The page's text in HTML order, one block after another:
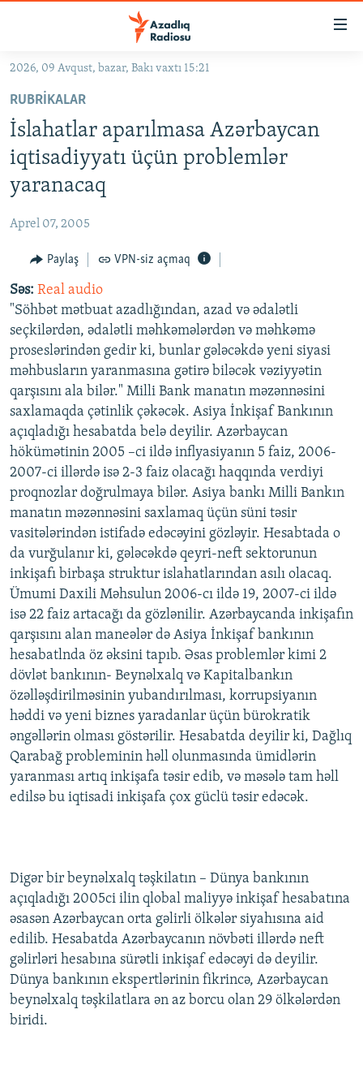
Əsas
qayıt
Əsas
naviqasiyaya
qayıt
Axtarışa
#İZAHLA
KORRUPSIOMETR
#ƏSLINDƏ
QANUNI DOĞRU
ARAŞDIRMA
MULTIMEDIA
VIDEO
FOTOQALEREYA
İNFOQRAFIKA
KARIKATURA
RADIO ARXIV
OXU ZALI
AZƏRBAYCAN ƏDƏBIYYATI KITABXANASI
İSLAM VƏ DEMOKRATIYA
İZ - MƏDƏNIYYƏT PROQRAMI
HAQQIMIZDA
MISSIYAMIZ
PEŞƏ ETIKASI VƏ JURNALISTIKA STANDARTLARIMIZ
MATERIALLARIMIZDAN ISTIFADƏ
AZADLIQRADIOSU MOBIL TELEFONUNUZDA
BIZIMLƏ ƏLAQƏ
XƏBƏR BÜLLETENLƏRIMIZ
BIZI IZLƏ
RFE/RL-in bütün saytları
2026, 09 Avqust, bazar, Bakı vaxtı 15:21
RUBRIKALAR
İslahatlar aparılmasa Azərbaycan
iqtisadiyyatı üçün problemlər
yaranacaq
Aprel 07, 2005
Paylaş VPN-siz açmaq
Səs: Real audio
"Söhbət mətbuat azadlığından, azad və ədalətli
seçkilərdən, ədalətli məhkəmələrdən və məhkəmə
proseslərindən gedir ki, bunlar gələcəkdə yeni siyasi
məhbusların yaranmasına gətirə biləcək vəziyyətin
qarşısını ala bilər." Milli Bank manatın məzənnəsini
saxlamaqda çətinlik çəkəcək. Asiya İnkişaf Bankının
açıqladığı hesabatda belə deyilir. Azərbaycan
hökümətinin 2005 –ci ildə inflyasiyanın 5 faiz, 2006-
2007-ci illərdə isə 2-3 faiz olacağı haqqında verdiyi
proqnozlar doğrulmaya bilər. Asiya bankı Milli Bankın
manatın məzənnəsini saxlamaq üçün süni təsir
vasitələrindən istifadə edəcəyini gözləyir. Hesabtada o
da vurğulanır ki, gələcəkdə qeyri-neft sektorunun
inkişafı birbaşa struktur islahatlarından asılı olacaq.
Ümumi Daxili Məhsulun 2006-cı ildə 19, 2007-ci ildə
isə 22 faiz artacağı da gözlənilir. Azərbaycanda inkişafın
qarşısını alan maneələr də Asiya İnkişaf bankının
hesabatlnda öz əksini tapıb. Əsas problemlər kimi 2
dövlət bankının- Beynəlxalq və Kapitalbankın
özəlləşdirilməsinin yubandırılması, korrupsiyanın
həddi və yeni biznes yaradanlar üçün bürokratik
əngəllərin olması göstərilir. Hesabatda deyilir ki, Dağlıq
Qarabağ probleminin həll olunmasında ümidlərin
yaranması artıq inkişafa təsir edib, və məsələ tam həll
edilsə bu iqtisadi inkişafa çox güclü təsir edəcək.
Digər bir beynəlxalq təşkilatın – Dünya bankının
açıqladığı 2005ci ilin qlobal maliyyə inkişaf hesabatına
əsasən Azərbaycan orta gəlirli ölkələr siyahısına aid
edilib. Hesabatda Azərbaycanın növbəti illərdə neft
gəlirləri hesabına sürətli inkişaf edəcəyi də deyilir.
Dünya bankının ekspertlərinin fikrincə, Azərbaycan
beynəlxalq təşkilatlara ən az borcu olan 29 ölkələrdən
biridi.